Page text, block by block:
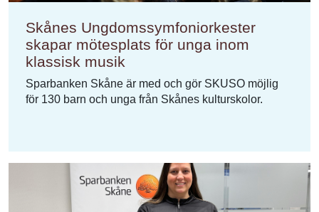
Skånes Ungdomssymfoniorkester
skapar mötesplats för unga inom
klassisk musik
Sparbanken Skåne är med och gör SKUSO möjlig
för 130 barn och unga från Skånes kulturskolor.